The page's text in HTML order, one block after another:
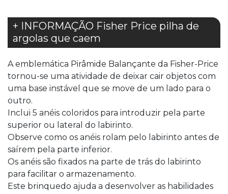
+ INFORMAÇÃO Fisher Price pilha de
argolas que caem
A emblemática Pirâmide Balançante da Fisher-Price
tornou-se uma atividade de deixar cair objetos com
uma base instável que se move de um lado para o
outro.
Inclui 5 anéis coloridos para introduzir pela parte
superior ou lateral do labirinto.
Observe como os anéis rolam pelo labirinto antes de
saírem pela parte inferior.
Os anéis são fixados na parte de trás do labirinto
para facilitar o armazenamento.
Este brinquedo ajuda a desenvolver as habilidades